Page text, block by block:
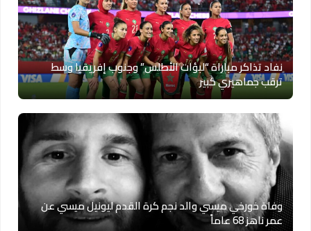
نفاد تذاكر مباراة “لبؤات الأطلس” وجنوب إفريقيا وسط
ترقب جماهيري كبير
وفاة خورخي ميسي والد نجم كرة القدم ليونيل ميسي عن
عمر ناهز 68 عاماً